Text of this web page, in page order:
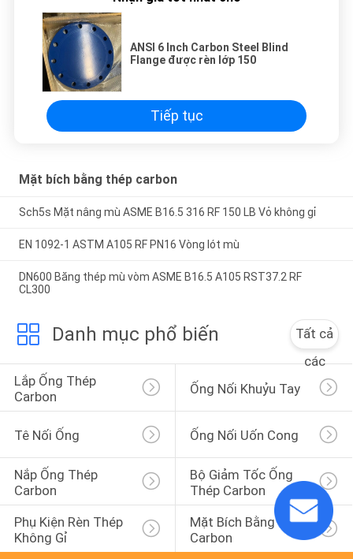
ANSI 6 Inch Carbon Steel Blind
Flange được rèn lớp 150
Tiếp tục
Mặt bích bằng thép carbon
Sch5s Mặt nâng mù ASME B16.5 316 RF 150 LB Vỏ không gỉ
EN 1092-1 ASTM A105 RF PN16 Vòng lót mù
DN600 Băng thép mù vòm ASME B16.5 A105 RST37.2 RF
CL300
Danh mục phổ biến
Tất cả
các
Lắp Ống Thép
Carbon
Ống Nối Khuỷu Tay
Tê Nối Ống Ống Nối Uốn Cong
Nắp Ống Thép
Carbon
Bộ Giảm Tốc Ống
Thép Carbon
Phụ Kiện Rèn Thép
Không Gỉ
Mặt Bích Bằng Thép
Carbon